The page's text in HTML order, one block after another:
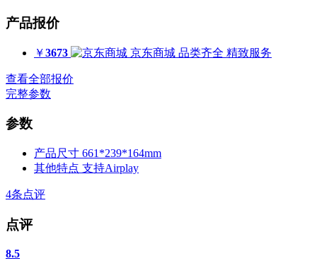
产品报价
￥3673 京东商城 品类齐全 精致服务
查看全部报价
完整参数
参数
产品尺寸 661*239*164mm
其他特点 支持Airplay
4条点评
点评
8.5